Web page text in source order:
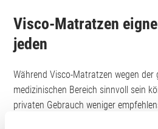
Visco-Matratzen
jeden
Während Visco-Matratzen wegen
medizinischen Bereich sinnvoll sein
privaten Gebrauch weniger